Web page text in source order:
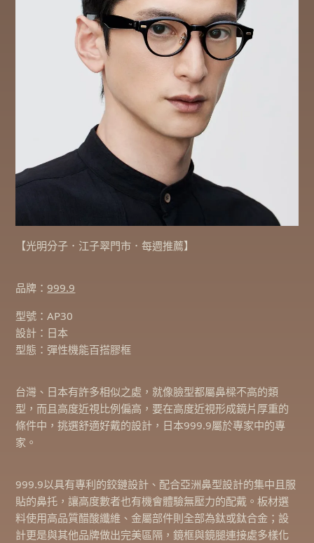
【光明分子．江子翠門市．每週推薦】
品牌： 999.9
型號：AP30
設計：日本
型態：彈性機能百搭膠框
台灣、日本有許多相似之處，就像臉型都屬鼻樑不高的類
型，而且高度近視比例偏高，要在高度近視形成鏡片厚重的
條件中，挑選舒適好戴的設計，日本999.9屬於專家中的專
家。
999.9以具有專利的鉸鏈設計、配合亞洲鼻型設計的集中且服
貼的鼻托，讓高度數者也有機會體驗無壓力的配戴。板材選
料使用高品質醋酸纖維、金屬部件則全部為鈦或鈦合金；設
計更是與其他品牌做出完美區隔，鏡框與鏡腿連接處多樣化